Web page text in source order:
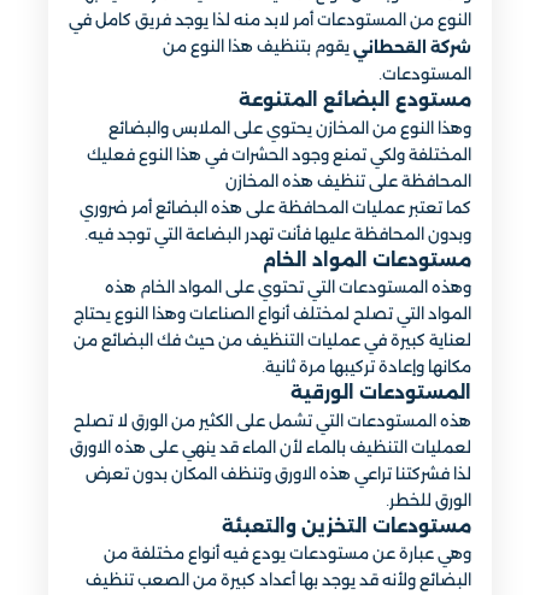
النوع من المستودعات أمر لابد منه لذا يوجد فريق كامل في
شركة القحطاني يقوم بتنظيف هذا النوع من
المستودعات.
مستودع البضائع المتنوعة
وهذا النوع من المخازن يحتوي على الملابس والبضائع
المختلفة ولكي تمنع وجود الحشرات في هذا النوع فعليك
المحافظة على تنظيف هذه المخازن
كما تعتبر عمليات المحافظة على هذه البضائع أمر ضروري
وبدون المحافظة عليها فأنت تهدر البضاعة التي توجد فيه.
مستودعات المواد الخام
وهذه المستودعات التي تحتوي على المواد الخام هذه
المواد التي تصلح لمختلف أنواع الصناعات وهذا النوع يحتاج
لعناية كبيرة في عمليات التنظيف من حيث فك البضائع من
مكانها وإعادة تركيبها مرة ثانية.
المستودعات الورقية
هذه المستودعات التي تشمل على الكثير من الورق لا تصلح
لعمليات التنظيف بالماء لأن الماء قد ينهي على هذه الاورق
لذا فشركتنا تراعي هذه الاورق وتنظف المكان بدون تعرض
الورق للخطر.
مستودعات التخزين والتعبئة
وهي عبارة عن مستودعات يودع فيه أنواع مختلفة من
البضائع ولأنه قد يوجد بها أعداد كبيرة من الصعب تنظيف